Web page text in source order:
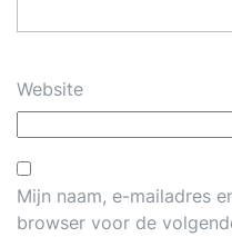
Website
Mijn naam, e-mailadres
browser voor de